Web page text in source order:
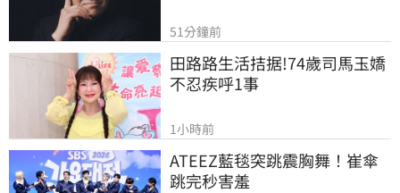
51分鐘前
田路路生活拮据!74歲司馬玉嬌
不忍疾呼1事
1小時前
ATEEZ藍毯突跳震胸舞！崔傘
跳完秒害羞